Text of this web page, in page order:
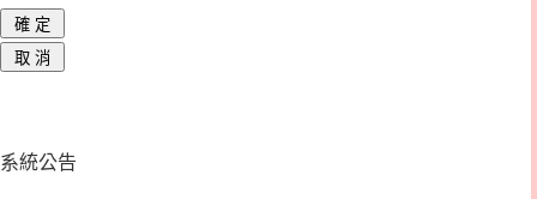
系統公告